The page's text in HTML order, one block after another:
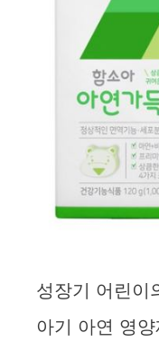
성장기 어린이
아기 아연 영